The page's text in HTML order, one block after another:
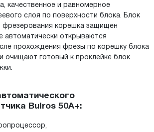
качественное и равномерное
слоя по поверхности блока. Блок
фрезерования корешка защищен
автоматически открываются
прохождения фрезы по корешку блока
очищают готовый к проклейке блок
Bulros 50A+: